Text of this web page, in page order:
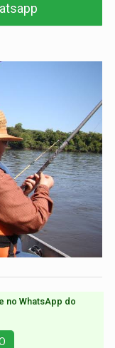
no WhatsApp do